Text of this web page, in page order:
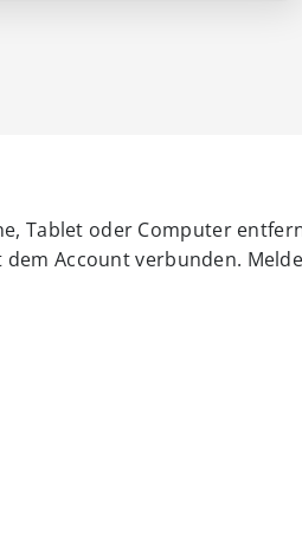
Tablet oder Computer
Account verbunden.